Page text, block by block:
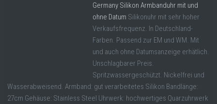
Germany Silikon Armbanduhr mit und
ohne Datum Silikonuhr mit sehr hoher
Verkaufsfrequenz. In Deutschland-
Farben. Passend zur EM und WM. Mit
und auch ohne Datumsanzeige erhätlich.
Unschlagbarer Preis.
Spritzwassergeschützt. Nickelfrei und
Wasserabweisend. Armband: gut verarbeitetes Silikon Bandlänge:
27cm Gehäuse: Stainless Steel Uhrwerk: hochwertiges Quarzuhrwerk